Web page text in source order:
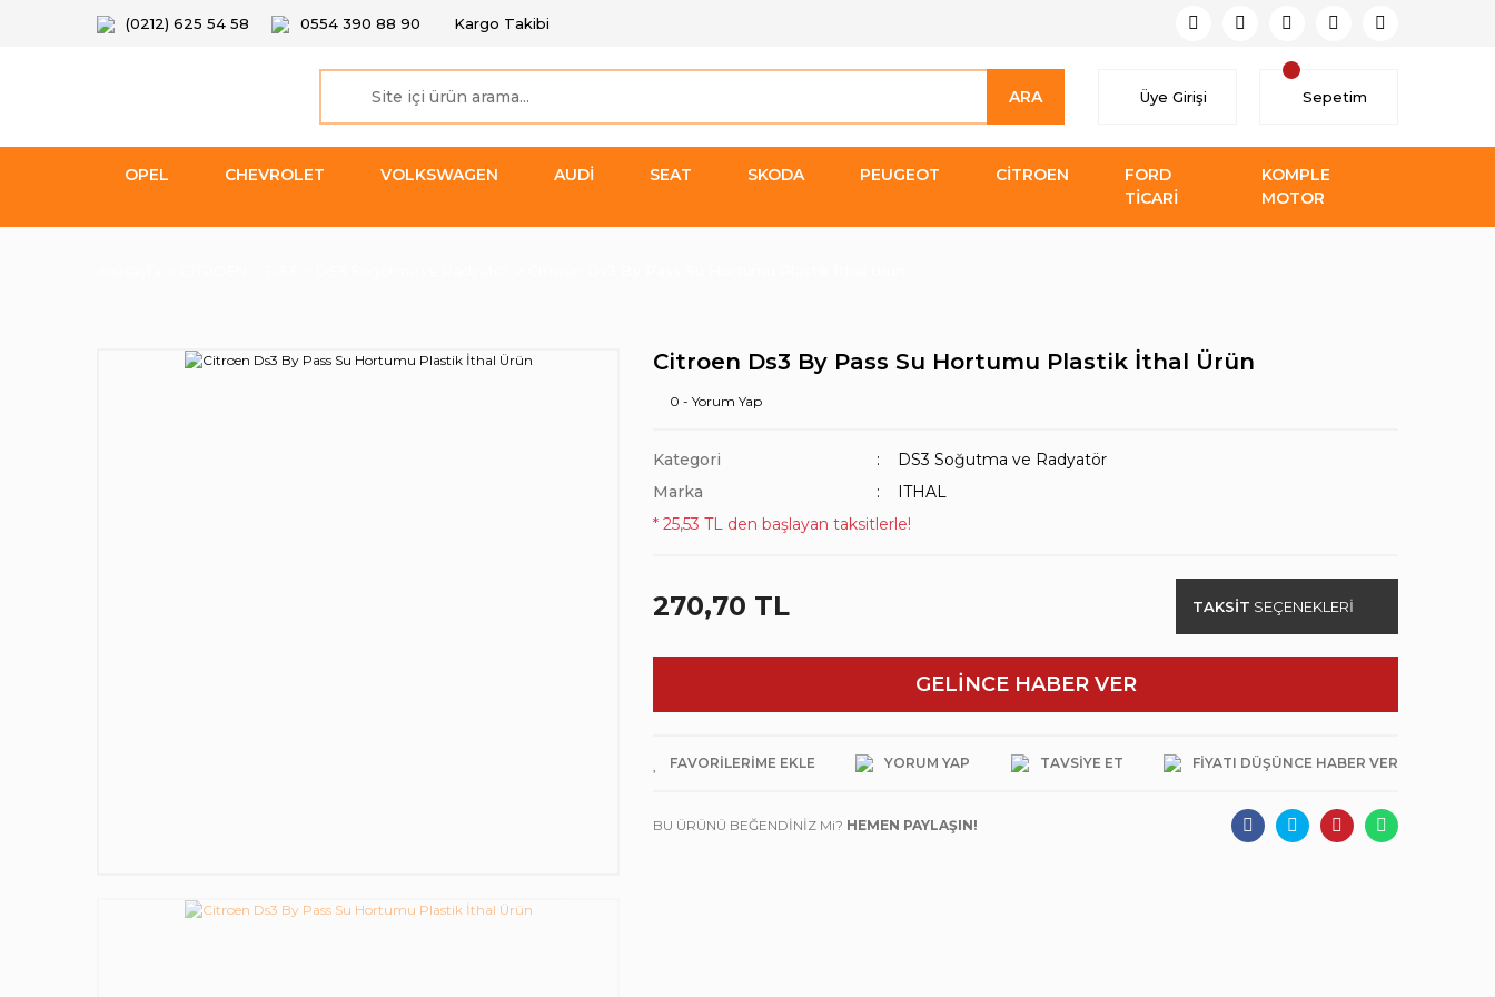
(0212) 625 54 58 0554 390 88 90 Kargo Takibi
ARA Üye Girişi Sepetim
OPEL CHEVROLET VOLKSWAGEN AUDİ SEAT SKODA PEUGEOT CİTROEN
FORD
TİCARİ
KOMPLE
MOTOR
Citroen Ds3 By Pass Su Hortumu Plastik İthal Ürün
0 - Yorum Yap
Kategori
DS3 Soğutma ve Radyatör
Marka
ITHAL
* 25,53 TL den başlayan taksitlerle!
270,70 TL TAKSİT SEÇENEKLERİ
GELİNCE HABER VER
YORUM YAP TAVSIYE ET FIYATI DÜŞÜNCE HABER VER
BU ÜRÜNÜ BEĞENDİNİZ Mi? HEMEN PAYLAŞIN!